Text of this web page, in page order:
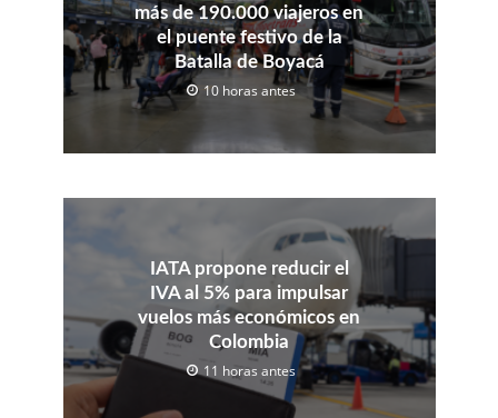
más de 190.000 viajeros en
el puente festivo de la
Batalla de Boyacá
10 horas antes
IATA propone reducir el
IVA al 5% para impulsar
vuelos más económicos en
Colombia
11 horas antes